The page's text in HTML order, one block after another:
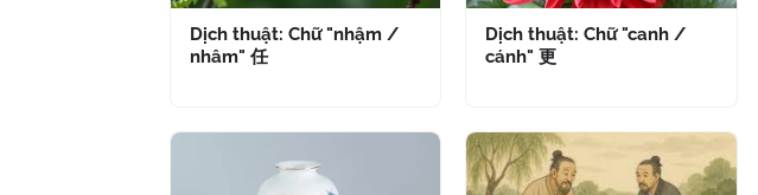
Dịch thuật: Chữ "nhậm /
nhâm" 任
Dịch thuật: Chữ "canh /
cánh" 更